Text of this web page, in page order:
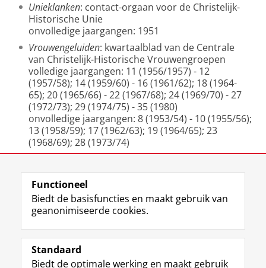
Unieklanken: contact-orgaan voor de Christelijk-
Historische Unie
onvolledige jaargangen: 1951
Vrouwengeluiden: kwartaalblad van de Centrale
van Christelijk-Historische Vrouwengroepen
volledige jaargangen: 11 (1956/1957) - 12
(1957/58); 14 (1959/60) - 16 (1961/62); 18 (1964-
65); 20 (1965/66) - 22 (1967/68); 24 (1969/70) - 27
(1972/73); 29 (1974/75) - 35 (1980)
onvolledige jaargangen: 8 (1953/54) - 10 (1955/56);
13 (1958/59); 17 (1962/63); 19 (1964/65); 23
(1968/69); 28 (1973/74)
Laatst gewijzigd: 06 februari 2023 15:22
Volg de RUG
F
a
L
i
R
S
I
n
Y
o
Functioneel
Biedt de basisfuncties en maakt gebruik van
geanonimiseerde cookies.
Standaard
Biedt de optimale werking en maakt gebruik